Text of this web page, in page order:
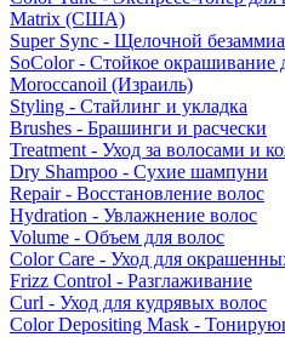
Matrix (США)
Super Sync - Щелочной
SoColor - Стойкое окрашивание
Moroccanoil (Израиль)
Styling - Стайлинг и укладка
Brushes - Брашинги и расчески
Treatment - Уход за волосами и
Dry Shampoo - Сухие шампуни
Repair - Восстановление волос
Hydration - Увлажнение волос
Volume - Объем для волос
Color Care - Уход для
Frizz Control - Разглаживание
Curl - Уход для кудрявых волос
Color Depositing Mask -